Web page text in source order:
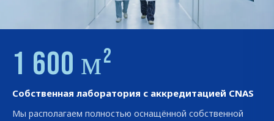
1 600 м²
Собственная лаборатория с аккредитацией CNAS
Мы располагаем полностью оснащённой собственной